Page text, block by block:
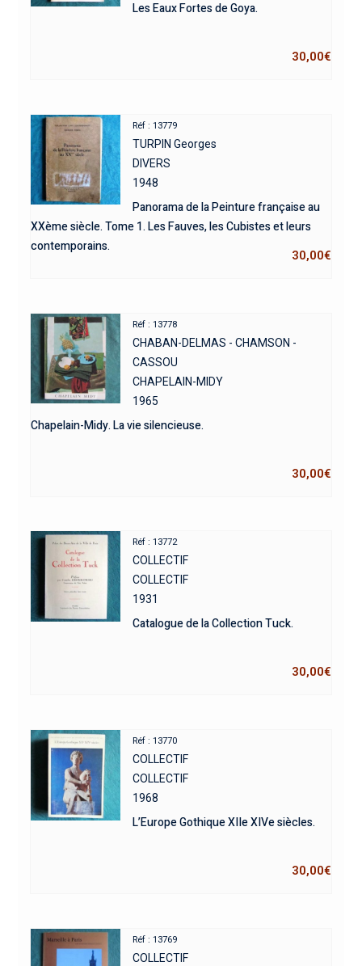
Les Eaux Fortes de Goya.
30,00€
Réf : 13779
TURPIN Georges
DIVERS
1948
Panorama de la Peinture française au
XXème siècle. Tome 1. Les Fauves, les Cubistes et leurs
contemporains.
30,00€
Réf : 13778
CHABAN-DELMAS - CHAMSON -
CASSOU
CHAPELAIN-MIDY
1965
Chapelain-Midy. La vie silencieuse.
30,00€
Réf : 13772
COLLECTIF
COLLECTIF
1931
Catalogue de la Collection Tuck.
30,00€
Réf : 13770
COLLECTIF
COLLECTIF
1968
L’Europe Gothique XIIe XIVe siècles.
30,00€
Réf : 13769
COLLECTIF